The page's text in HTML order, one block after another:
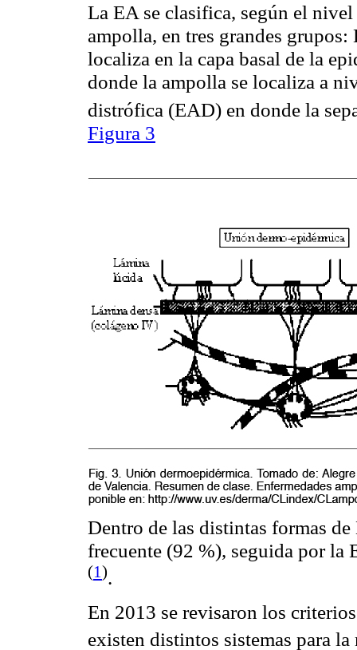
La EA se clasifica, según el
ampolla, en tres grandes
localiza en la capa basal de la
donde la ampolla se localiza a
distrófica (EAD) en donde la
Figura 3
Dentro de las distintas formas
frecuente (92 %), seguida por
(1).
En 2013 se revisaron los
existen distintos sistemas para